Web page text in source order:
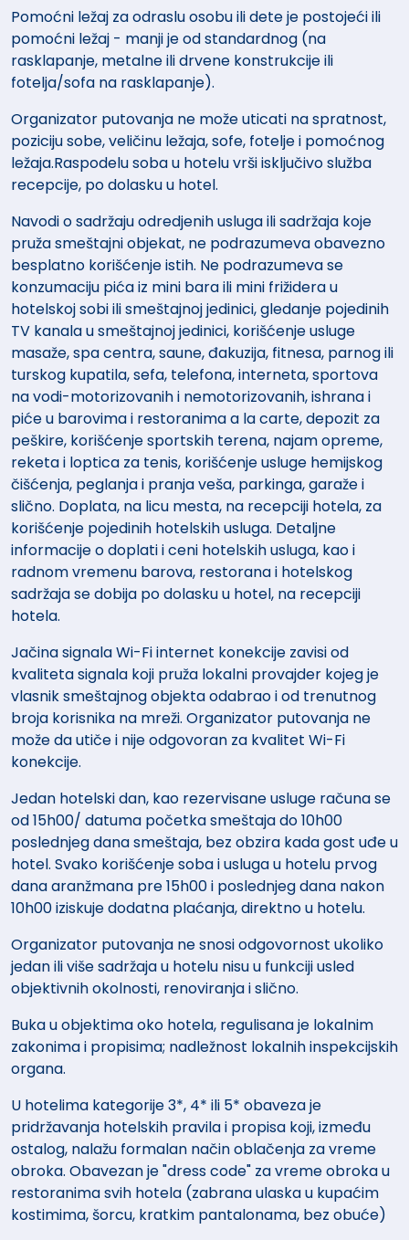
Pomoćni ležaj za odraslu osobu ili dete je postojeći ili
pomoćni ležaj - manji je od standardnog (na
rasklapanje, metalne ili drvene konstrukcije ili
fotelja/sofa na rasklapanje).
Organizator putovanja ne može uticati na spratnost,
poziciju sobe, veličinu ležaja, sofe, fotelje i pomoćnog
ležaja.Raspodelu soba u hotelu vrši isključivo služba
recepcije, po dolasku u hotel.
Navodi o sadržaju odredjenih usluga ili sadržaja koje
pruža smeštajni objekat, ne podrazumeva obavezno
besplatno korišćenje istih. Ne podrazumeva se
konzumaciju pića iz mini bara ili mini frižidera u
hotelskoj sobi ili smeštajnoj jedinici, gledanje pojedinih
TV kanala u smeštajnoj jedinici, korišćenje usluge
masaže, spa centra, saune, đakuzija, fitnesa, parnog ili
turskog kupatila, sefa, telefona, interneta, sportova
na vodi-motorizovanih i nemotorizovanih, ishrana i
piće u barovima i restoranima a la carte, depozit za
peškire, korišćenje sportskih terena, najam opreme,
reketa i loptica za tenis, korišćenje usluge hemijskog
čišćenja, peglanja i pranja veša, parkinga, garaže i
slično. Doplata, na licu mesta, na recepciji hotela, za
korišćenje pojedinih hotelskih usluga. Detaljne
informacije o doplati i ceni hotelskih usluga, kao i
radnom vremenu barova, restorana i hotelskog
sadržaja se dobija po dolasku u hotel, na recepciji
hotela.
Jačina signala Wi-Fi internet konekcije zavisi od
kvaliteta signala koji pruža lokalni provajder kojeg je
vlasnik smeštajnog objekta odabrao i od trenutnog
broja korisnika na mreži. Organizator putovanja ne
može da utiče i nije odgovoran za kvalitet Wi-Fi
konekcije.
Jedan hotelski dan, kao rezervisane usluge računa se
od 15h00/ datuma početka smeštaja do 10h00
poslednjeg dana smeštaja, bez obzira kada gost uđe u
hotel. Svako korišćenje soba i usluga u hotelu prvog
dana aranžmana pre 15h00 i poslednjeg dana nakon
10h00 iziskuje dodatna plaćanja, direktno u hotelu.
Organizator putovanja ne snosi odgovornost ukoliko
jedan ili više sadržaja u hotelu nisu u funkciji usled
objektivnih okolnosti, renoviranja i slično.
Buka u objektima oko hotela, regulisana je lokalnim
zakonima i propisima; nadležnost lokalnih inspekcijskih
organa.
U hotelima kategorije 3*, 4* ili 5* obaveza je
pridržavanja hotelskih pravila i propisa koji, između
ostalog, nalažu formalan način oblačenja za vreme
obroka. Obavezan je "dress code" za vreme obroka u
restoranima svih hotela (zabrana ulaska u kupaćim
kostimima, šorcu, kratkim pantalonama, bez obuće)